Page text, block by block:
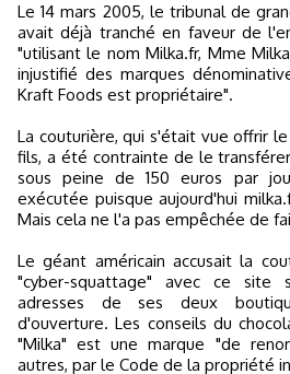
Le 14 mars 2005, le tribunal de
avait déjà tranché en faveur de
"utilisant le nom Milka.fr, Mme
injustifié des marques
Kraft Foods est propriétaire".
La couturière, qui s'était vue offrir
fils, a été contrainte de le
sous peine de 150 euros par
exécutée puisque aujourd'hui
Mais cela ne l'a pas empêchée de
Le géant américain accusait la
"cyber-squattage" avec ce site
adresses de ses deux
d'ouverture. Les conseils du
"Milka" est une marque "de
autres, par le Code de la propriété